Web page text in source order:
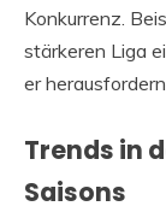
Konkurrenz.
stärkeren Liga
er
Trends in
Saisons